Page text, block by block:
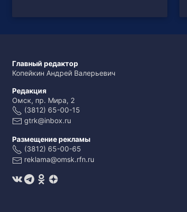
Главный редактор
Копейкин Андрей Валерьевич
Редакция
Омск, пр. Мира, 2
(3812) 65-00-15
gtrk@inbox.ru
Размещение рекламы
(3812) 65-00-65
reklama@omsk.rfn.ru